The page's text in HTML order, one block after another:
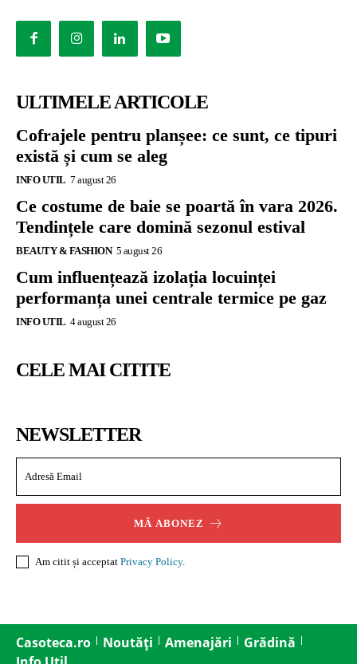
ULTIMELE ARTICOLE
Cofrajele pentru planșee: ce sunt, ce tipuri
există și cum se aleg
INFO UTIL 7 august 26
Ce costume de baie se poartă în vara 2026.
Tendințele care domină sezonul estival
BEAUTY & FASHION 5 august 26
Cum influențează izolația locuinței
performanța unei centrale termice pe gaz
INFO UTIL 4 august 26
CELE MAI CITITE
NEWSLETTER
MĂ ABONEZ
Am citit și acceptat Privacy Policy.
Casoteca.ro Noutăți Amenajări
Grădină